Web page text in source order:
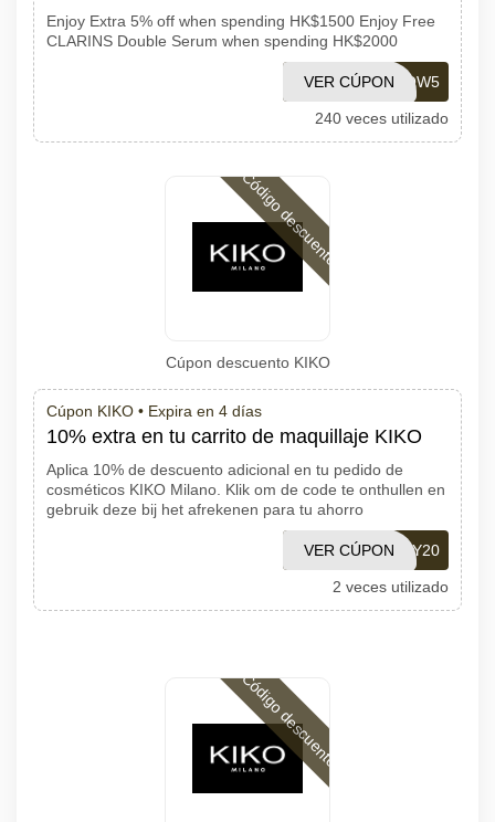
Enjoy Extra 5% off when spending HK$1500 Enjoy Free
CLARINS Double Serum when spending HK$2000
GLOW5
VER CÚPON
240 veces utilizado
Código descuento
Cúpon descuento KIKO
Cúpon KIKO • Expira en 4 días
10% extra en tu carrito de maquillaje KIKO
Aplica 10% de descuento adicional en tu pedido de
cosméticos KIKO Milano. Klik om de code te onthullen en
gebruik deze bij het afrekenen para tu ahorro
FRESHLY20
VER CÚPON
2 veces utilizado
Código descuento